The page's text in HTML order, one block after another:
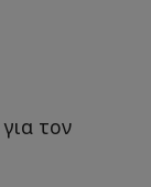
τον